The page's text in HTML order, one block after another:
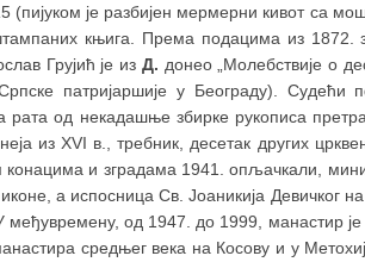
(пијуком је разбијен мермерни кивот са
књига. Према подацима из 1872.
Грујић је из Д. донео „Молебствије о
патријаршије у Београду).
рата од некадашње збирке рукописа
из XVI в., требник, десетак других
и зградама 1941. опљачкали,
а испосница Св. Јоаникија Девичког
међувремену, од 1947. до 1999, манастир
средњег века на Косову и у